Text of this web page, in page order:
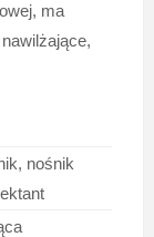
ma
nośnik